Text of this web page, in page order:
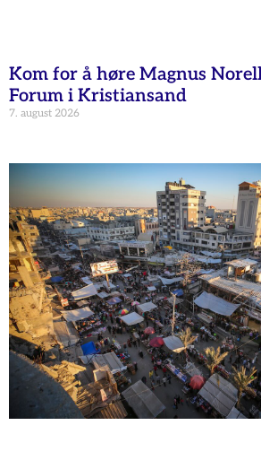
Kom for å høre Magnus
Forum i Kristiansand
7. august 2026